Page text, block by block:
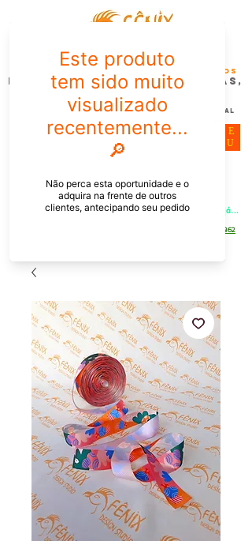
FÊNIX DESIGN STUDIO | Design
Gráfico| Desenvolvimento de Produtos
Personalizados para Pessoas,
Empresas e EventoS
Lembrancinhas, Brindes promocionais,
Decoração, Presentes e Comunicação Visual
PEDIDOS PELO CHAT OU WHATSAPP: Informe os produtos,
quantidade e o CEP ou endereço de entrega e receba um link já
ME
NU
[21] 9 6546 4862